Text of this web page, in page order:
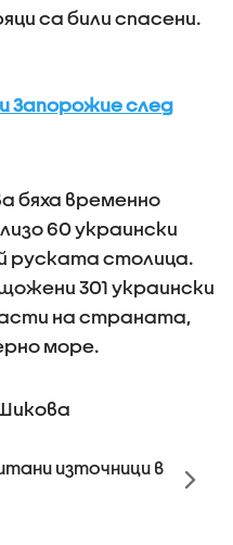
са били спасени.
Запорожие след
бяха временно
60 украински
руската столица.
301 украински
на страната,
море.
източници в